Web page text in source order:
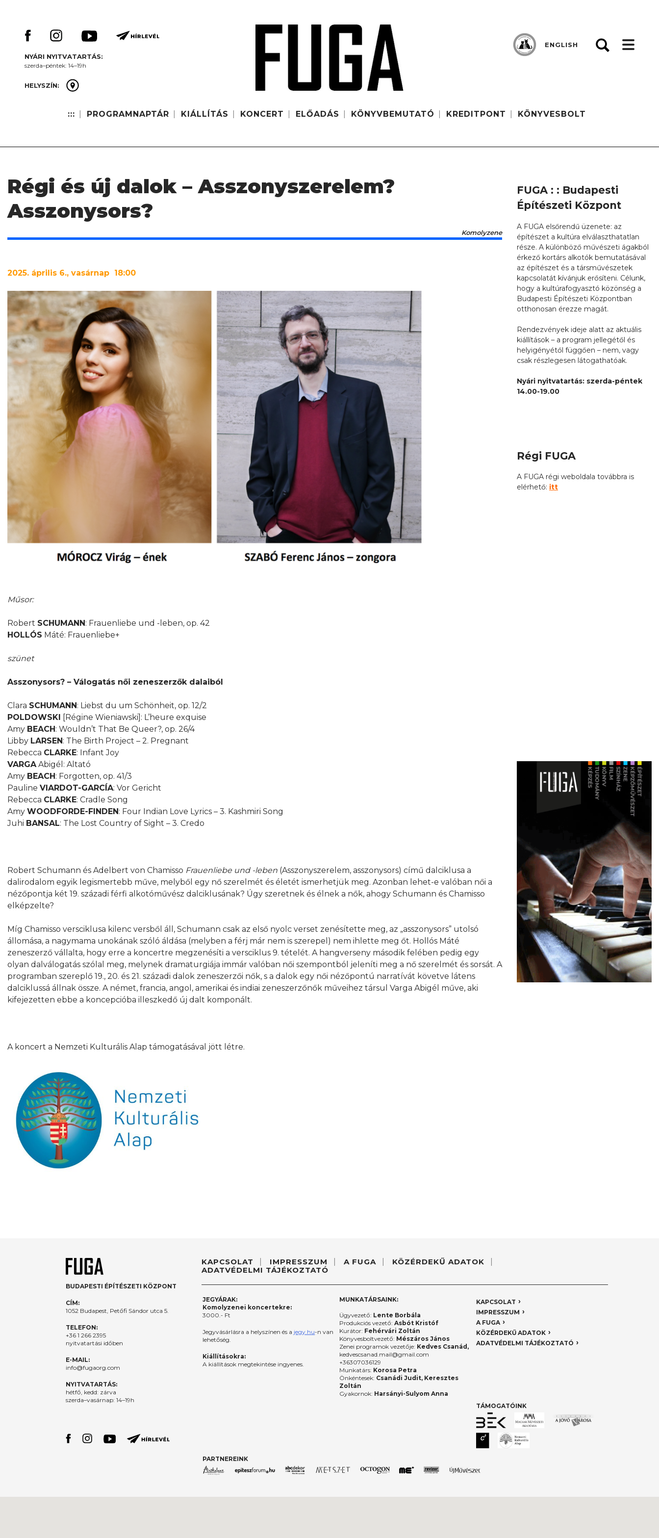
NYÁRI NYITVATARTÁS:
szerda–péntek: 14–19h
HELYSZÍN:
::: PROGRAMNAPTÁR KIÁLLÍTÁS KONCERT ELŐADÁS KÖNYVBEMUTATÓ KREDITPONT KÖNYVESBOLT
ENGLISH
Régi és új dalok – Asszonyszerelem?
Asszonysors?
Komolyzene
2025. április 6., vasárnap 18:00
Műsor:
Robert SCHUMANN: Frauenliebe und -leben, op. 42
HOLLÓS Máté: Frauenliebe+
szünet
Asszonysors? – Válogatás női zeneszerzők dalaiból
Clara SCHUMANN: Liebst du um Schönheit, op. 12/2
POLDOWSKI [Régine Wieniawski]: L’heure exquise
Amy BEACH: Wouldn’t That Be Queer?, op. 26/4
Libby LARSEN: The Birth Project – 2. Pregnant
Rebecca CLARKE: Infant Joy
VARGA Abigél: Altató
Amy BEACH: Forgotten, op. 41/3
Pauline VIARDOT-GARCÍA: Vor Gericht
Rebecca CLARKE: Cradle Song
Amy WOODFORDE-FINDEN: Four Indian Love Lyrics – 3. Kashmiri Song
Juhi BANSAL: The Lost Country of Sight – 3. Credo
Robert Schumann és Adelbert von Chamisso Frauenliebe und -leben (Asszonyszerelem, asszonysors) című dalciklusa a
dalirodalom egyik legismertebb műve, melyből egy nő szerelmét és életét ismerhetjük meg. Azonban lehet-e valóban női a
nézőpontja két 19. századi férfi alkotóművész dalciklusának? Úgy szeretnek és élnek a nők, ahogy Schumann és Chamisso
elképzelte?
Míg Chamisso versciklusa kilenc versből áll, Schumann csak az első nyolc verset zenésítette meg, az „asszonysors” utolsó
állomása, a nagymama unokának szóló áldása (melyben a férj már nem is szerepel) nem ihlette meg őt. Hollós Máté
zeneszerző vállalta, hogy erre a koncertre megzenésíti a versciklus 9. tételét. A hangverseny második felében pedig egy
olyan dalválogatás szólal meg, melynek dramaturgiája immár valóban női szempontból jeleníti meg a nő szerelmét és sorsát. A
programban szereplő 19., 20. és 21. századi dalok zeneszerzői nők, s a dalok egy női nézőpontú narratívát követve látens
dalciklussá állnak össze. A német, francia, angol, amerikai és indiai zeneszerzőnők műveihez társul Varga Abigél műve, aki
kifejezetten ebbe a koncepcióba illeszkedő új dalt komponált.
A koncert a Nemzeti Kulturális Alap támogatásával jött létre.
FUGA : : Budapesti
Építészeti Központ
A FUGA elsőrendű üzenete: az
építészet a kultúra elválaszthatatlan
része. A különböző művészeti ágakból
érkező kortárs alkotók bemutatásával
az építészet és a társművészetek
kapcsolatát kívánjuk erősíteni. Célunk,
hogy a kultúrafogyasztó közönség a
Budapesti Építészeti Központban
otthonosan érezze magát.
Rendezvények ideje alatt az aktuális
kiállítások – a program jellegétől és
helyigényétől függően – nem, vagy
csak részlegesen látogathatóak.
Nyári nyitvatartás: szerda-péntek
14.00-19.00
Régi FUGA
A FUGA régi weboldala továbbra is
elérhető: itt
BUDAPESTI ÉPÍTÉSZETI KÖZPONT
CÍM:
1052 Budapest, Petőfi Sándor utca 5.
TELEFON:
+36 1 266 2395
nyitvatartási időben
E-MAIL:
info@fugaorg.com
NYITVATARTÁS:
hétfő, kedd: zárva
szerda–vasárnap: 14–19h
KAPCSOLAT IMPRESSZUM A FUGA
KÖZÉRDEKŰ ADATOK
ADATVÉDELMI TÁJÉKOZTATÓ
JEGYÁRAK:
Komolyzenei koncertekre:
3000.- Ft
Jegyvásárlásra a helyszínen és a jegy.hu-n van
lehetőség.
Kiállításokra:
A kiállítások megtekintése ingyenes.
MUNKATÁRSAINK:
Ügyvezető: Lente Borbála
Produkciós vezető: Asbót Kristóf
Kurátor: Fehérvári Zoltán
Könyvesboltvezető: Mészáros János
Zenei programok vezetője: Kedves Csanád,
kedvescsanad.mail@gmail.com
+36307036129
Munkatárs: Korosa Petra
Önkéntesek: Csanádi Judit, Keresztes
Zoltán
Gyakornok: Harsányi-Sulyom Anna
KAPCSOLAT
IMPRESSZUM
A FUGA
KÖZÉRDEKŰ ADATOK
ADATVÉDELMI TÁJÉKOZTATÓ
TÁMOGATÓINK
PARTNEREINK